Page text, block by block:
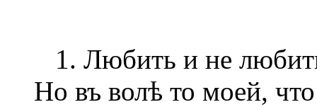
1. Любить и не
Но въ волѣ то моей,